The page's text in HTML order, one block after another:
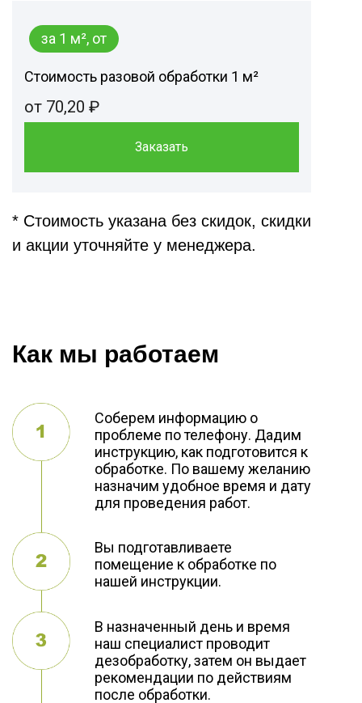
за 1 м², от
Стоимость разовой обработки 1 м²
от 70,20 ₽
Заказать
* Стоимость указана без скидок, скидки
и акции уточняйте у менеджера.
Как мы работаем
Соберем информацию о
проблеме по телефону. Дадим
инструкцию, как подготовится к
обработке. По вашему желанию
назначим удобное время и дату
для проведения работ.
Вы подготавливаете
помещение к обработке по
нашей инструкции.
В назначенный день и время
наш специалист проводит
дезобработку, затем он выдает
рекомендации по действиям
после обработки.